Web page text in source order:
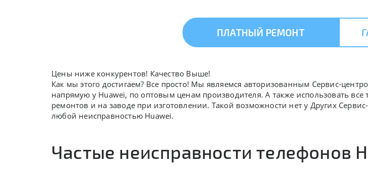
ПЛАТНЫЙ РЕМОНТ
Цены ниже конкурентов! Качество Выше!
Как мы этого достигаем? Все просто! Мы являемся авторизованным Сервис-
напрямую у Huawei, по оптовым ценам производителя. А также использовать
ремонтов и на заводе при изготовлении. Такой возможности нет у Других
любой неисправностью Huawei.
Частые неисправности телефонов